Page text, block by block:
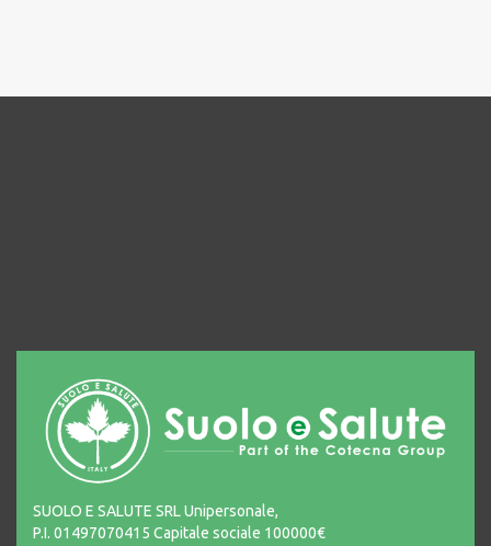
SUOLO E SALUTE SRL Unipersonale,
P.I. 01497070415 Capitale sociale 100000€